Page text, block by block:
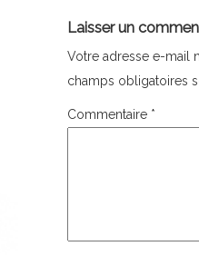
Laisser un
Votre adresse e-mail
champs obligatoires
Commentaire *